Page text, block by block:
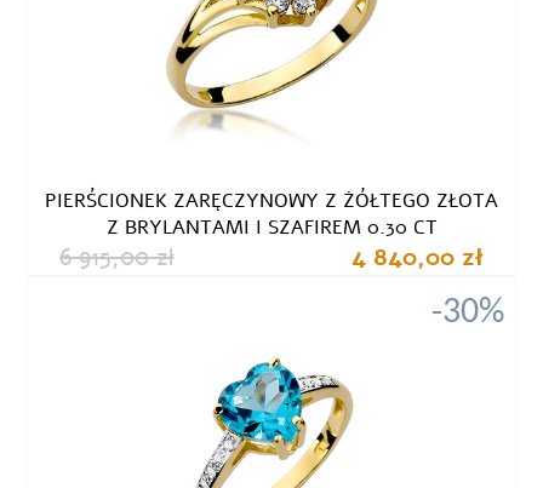
PIERŚCIONEK ZARĘCZYNOWY Z ŻÓŁTEGO ZŁOTA
Z BRYLANTAMI I SZAFIREM 0.30 CT
6 915,00 zł 4 840,00 zł
-30%